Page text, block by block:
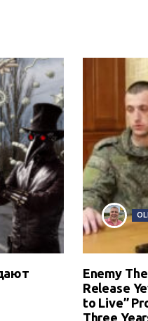
Enemy
Release
to Live”
Three